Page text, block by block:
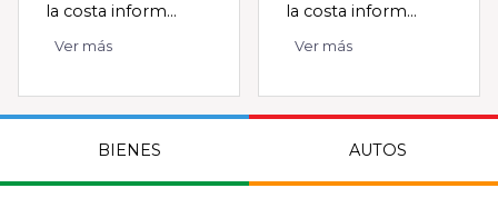
la costa inform...
Ver más
la costa inform...
Ver más
BIENES AUTOS